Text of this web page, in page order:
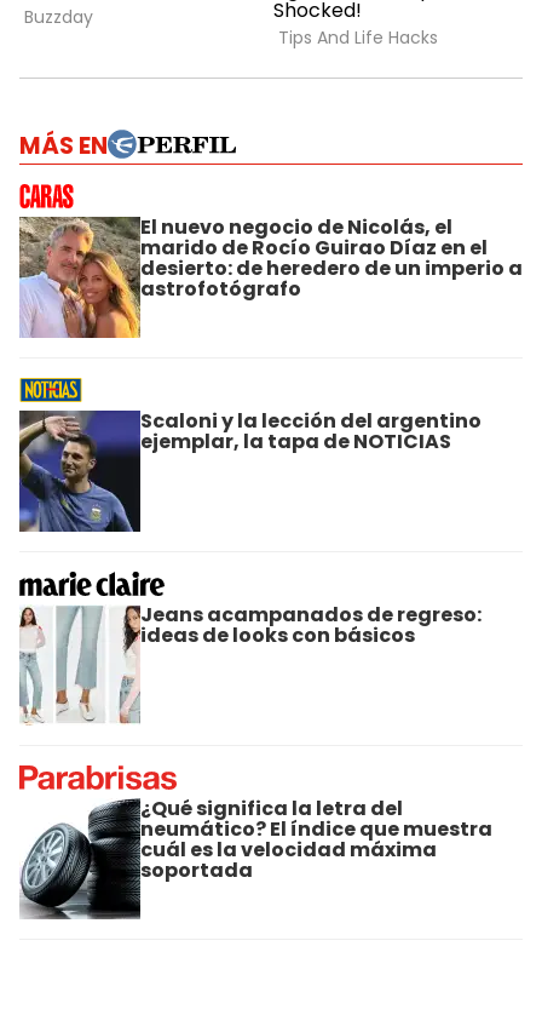
MÁS EN
El nuevo negocio de Nicolás, el
marido de Rocío Guirao Díaz en el
desierto: de heredero de un imperio a
astrofotógrafo
Scaloni y la lección del argentino
ejemplar, la tapa de NOTICIAS
Jeans acampanados de regreso:
ideas de looks con básicos
¿Qué significa la letra del
neumático? El índice que muestra
cuál es la velocidad máxima
soportada